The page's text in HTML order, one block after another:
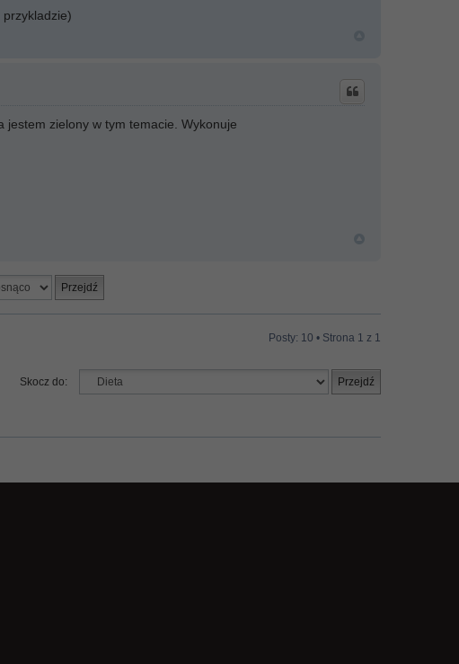
przykladzie)
jestem zielony w tym temacie. Wykonuje
Posty: 10 • Strona 1 z 1
Skocz do: